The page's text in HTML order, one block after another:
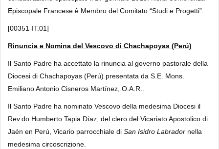
Episcopale Francese è Membro del Comitato “Studi e Progetti”.
[00351-IT.01]
Rinuncia e Nomina del Vescovo di Chachapoyas (Perú)
Il Santo Padre ha accettato la rinuncia al governo pastorale della
Diocesi di Chachapoyas (Perú) presentata da S.E. Mons.
Emiliano Antonio Cisneros Martínez, O.A.R..
Il Santo Padre ha nominato Vescovo della medesima Diocesi il
Rev.do Humberto Tapia Díaz, del clero del Vicariato Apostolico di
Jaén en Perú, Vicario parrocchiale di San Isidro Labrador nella
medesima circoscrizione.